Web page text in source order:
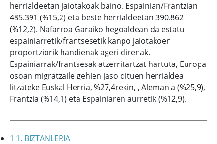
herrialdeetan jaiotakoak baino. Espainian/Frantzian
485.391 (%15,2) eta beste herrialdeetan 390.862
(%12,2). Nafarroa Garaiko hegoaldean da estatu
espainiarretik/frantsesetik kanpo jaiotakoen
proportziorik handienak ageri direnak.
Espainiarrak/frantsesak atzerritartzat hartuta, Europa
osoan migratzaile gehien jaso dituen herrialdea
litzateke Euskal Herria, %27,4rekin, , Alemania (%25,9),
Frantzia (%14,1) eta Espainiaren aurretik (%12,9).
1.1. BIZTANLERIA